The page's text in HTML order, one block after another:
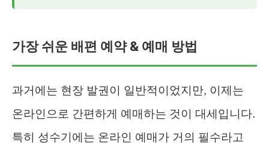
가장 쉬운 배편 예약 & 예매 방법
과거에는 현장 발권이 일반적이었지만, 이제는
온라인으로 간편하게 예매하는 것이 대세입니다.
특히 성수기에는 온라인 예매가 거의 필수라고